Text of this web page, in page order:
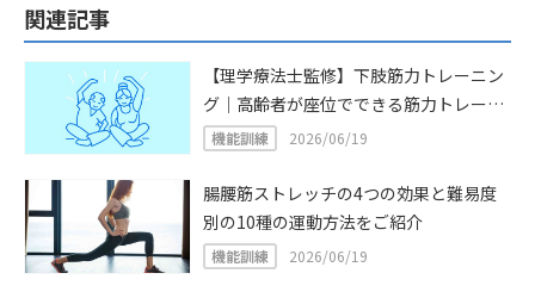
関連記事
【理学療法士監修】下肢筋力トレーニン
グ｜高齢者が座位でできる筋力トレーニ
ング22選
機能訓練 2026/06/19
腸腰筋ストレッチの4つの効果と難易度
別の10種の運動方法をご紹介
機能訓練 2026/06/19